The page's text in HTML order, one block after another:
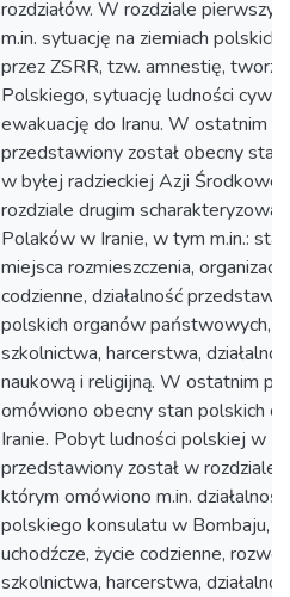
rozdziałów. W rozdziale
m.in. sytuację na ziemiach polskich
przez ZSRR, tzw. amnestię,
Polskiego, sytuację ludności
ewakuację do Iranu. W ostatnim
przedstawiony został obecny stan
w byłej radzieckiej Azji
rozdziale drugim
Polaków w Iranie, w tym m.in.:
miejsca rozmieszczenia,
codzienne, działalność
polskich organów państwowych,
szkolnictwa, harcerstwa,
naukową i religijną. W ostatnim
omówiono obecny stan polskich
Iranie. Pobyt ludności polskiej w
przedstawiony został w rozdziale
którym omówiono m.in.
polskiego konsulatu w Bombaju,
uchodźcze, życie codzienne, rozwój
szkolnictwa, harcerstwa,